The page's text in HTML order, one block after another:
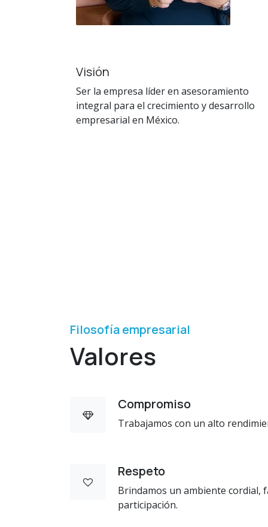
Visión
Ser la empresa líder en asesoramiento
integral para el crecimiento y desarrollo
empresarial en México.
Filosofía empresarial
Valores
Compromiso
Trabajamos con un alto
Respeto
Brindamos un ambiente cordial,
participación.